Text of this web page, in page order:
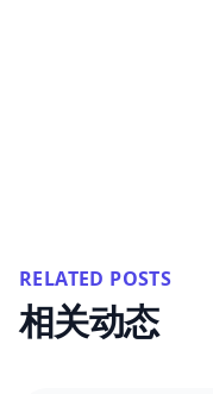
RELATED POSTS
相关动态